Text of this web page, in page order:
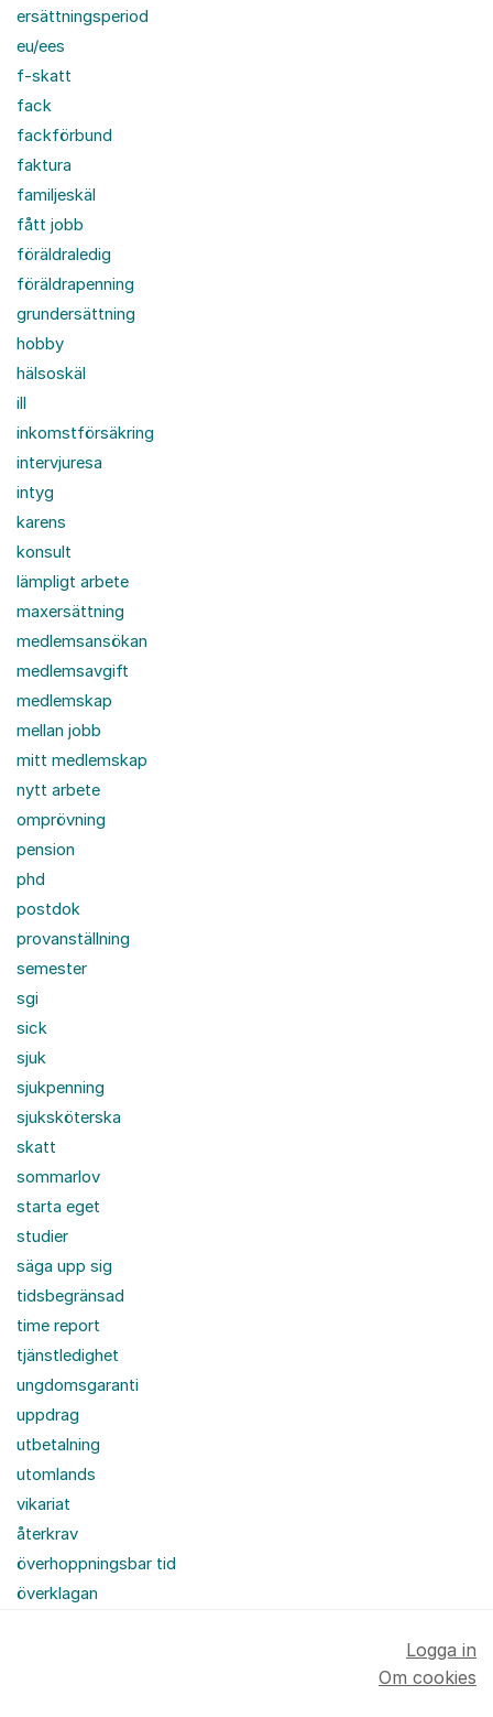
ersättningsperiod
eu/ees
f-skatt
fack
fackförbund
faktura
familjeskäl
fått jobb
föräldraledig
föräldrapenning
grundersättning
hobby
hälsoskäl
ill
inkomstförsäkring
intervjuresa
intyg
karens
konsult
lämpligt arbete
maxersättning
medlemsansökan
medlemsavgift
medlemskap
mellan jobb
mitt medlemskap
nytt arbete
omprövning
pension
phd
postdok
provanställning
semester
sgi
sick
sjuk
sjukpenning
sjuksköterska
skatt
sommarlov
starta eget
studier
säga upp sig
tidsbegränsad
time report
tjänstledighet
ungdomsgaranti
uppdrag
utbetalning
utomlands
vikariat
återkrav
överhoppningsbar tid
överklagan
Logga in
Om cookies